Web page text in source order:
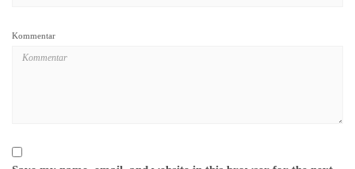
Kommentar